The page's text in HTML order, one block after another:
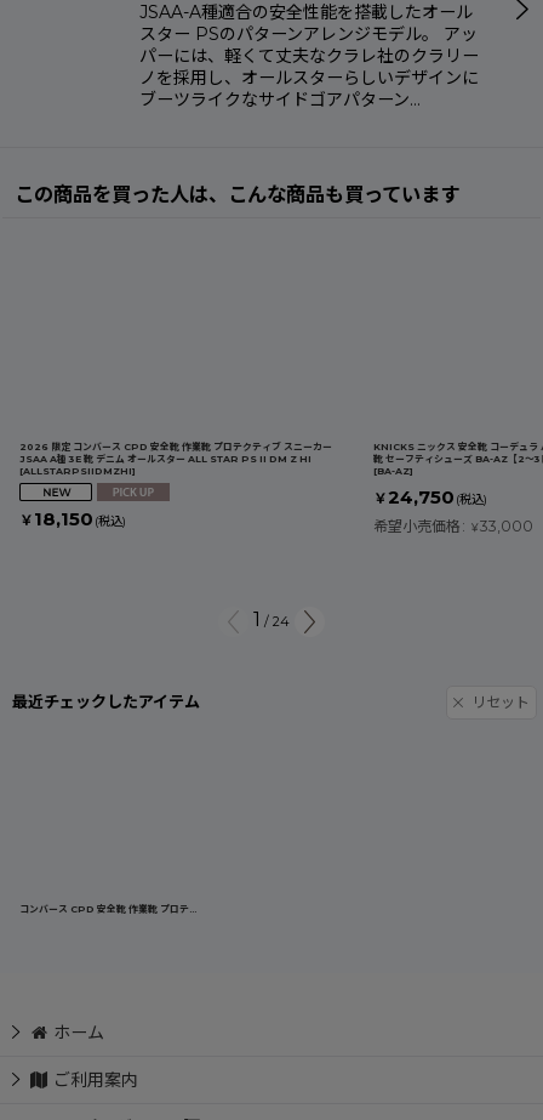
JSAA-A種適合の安全性能を搭載したオール
スター PSのパターンアレンジモデル。 アッ
パーには、軽くて丈夫なクラレ社のクラリー
ノを採用し、オールスターらしいデザインに
ブーツライクなサイドゴアパターン…
この商品を買った人は、こんな商品も買っています
2026 限定 コンバース CPD 安全靴 作業靴 プロテクティブ スニーカー
JSAA A種 3E 靴 デニム オールスター ALL STAR PS II DM Z HI
[ALLSTARPSIIDMZHI]
￥ 18,150 (税込)
KNICKS ニックス 安全靴 コーデュラ
靴 セーフティシューズ BA-AZ【2〜3
[BA-AZ]
￥24,750 (税込)
希望小売価格 : ￥33,000
1 / 24
最近チェックしたアイテム リセット
コンバース CPD 安全靴 作業靴 プロテクティブ スニーカー 靴 ワンスター PS ONE STAR ホワイト/ブラック
ホーム
ご利用案内